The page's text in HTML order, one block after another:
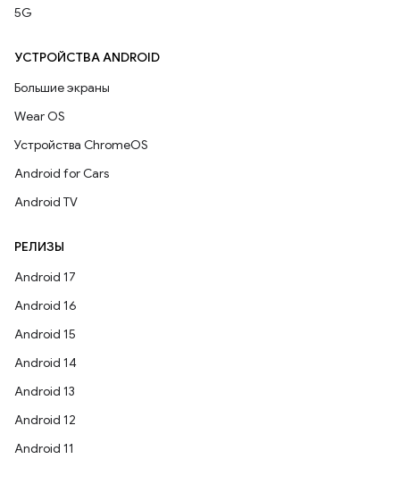
5G
УСТРОЙСТВА ANDROID
Большие экраны
Wear OS
Устройства ChromeOS
Android for Cars
Android TV
РЕЛИЗЫ
Android 17
Android 16
Android 15
Android 14
Android 13
Android 12
Android 11